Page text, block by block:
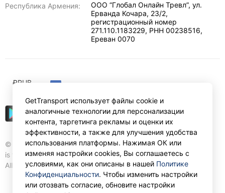
Республика Армения:
ООО “Глобал Онлайн Тревл”, ул.
Ерванда Кочара, 23/2,
регистрационный номер
271.110.1183229, РНН 00238516,
Ереван 0070
© Gettransport International Limited. GetTransport®
is trademark of Gettransport International Limited.
All rights reserved.
₽RUB
GetTransport использует файлы cookie и
аналогичные технологии для персонализации
контента, таргетинга рекламы и оценки их
эффективности, а также для улучшения удобства
использования платформы. Нажимая ОК или
изменяя настройки cookies, Вы соглашаетесь с
условиями, как они описаны в нашей Политике
Конфиденциальности. Чтобы изменить настройки
или отозвать согласие, обновите настройки